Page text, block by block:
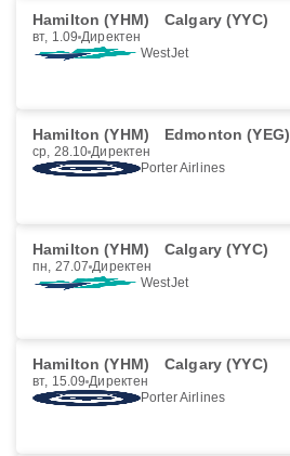
Hamilton (YHM) Calgary (YYC)
вт, 1.09 Директен
WestJet
Hamilton (YHM) Edmonton (YEG)
ср, 28.10 Директен
Porter Airlines
Hamilton (YHM) Calgary (YYC)
пн, 27.07 Директен
WestJet
Hamilton (YHM) Calgary (YYC)
вт, 15.09 Директен
Porter Airlines